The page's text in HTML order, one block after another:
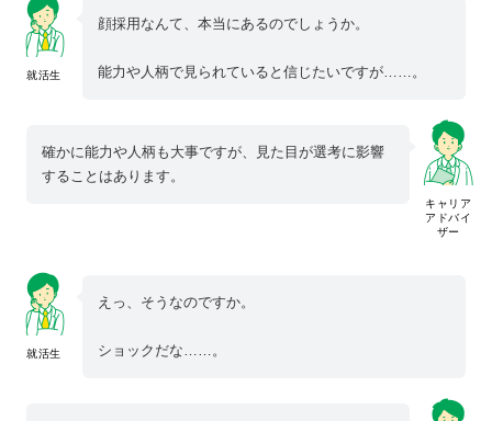
就活生
顔採用なんて、本当にあるのでしょうか。
能力や人柄で見られていると信じたいですが……。
キャリア
アドバイ
ザー
確かに能力や人柄も大事ですが、見た目が選考に影響
することはあります。
就活生
えっ、そうなのですか。
ショックだな……。